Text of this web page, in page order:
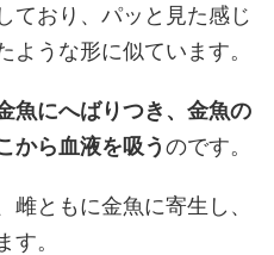
ており、パッと見た感じ
うな形に似ています。
魚にへばりつき、金魚の
から血液を吸うのです。
雌ともに金魚に寄生し、
す。